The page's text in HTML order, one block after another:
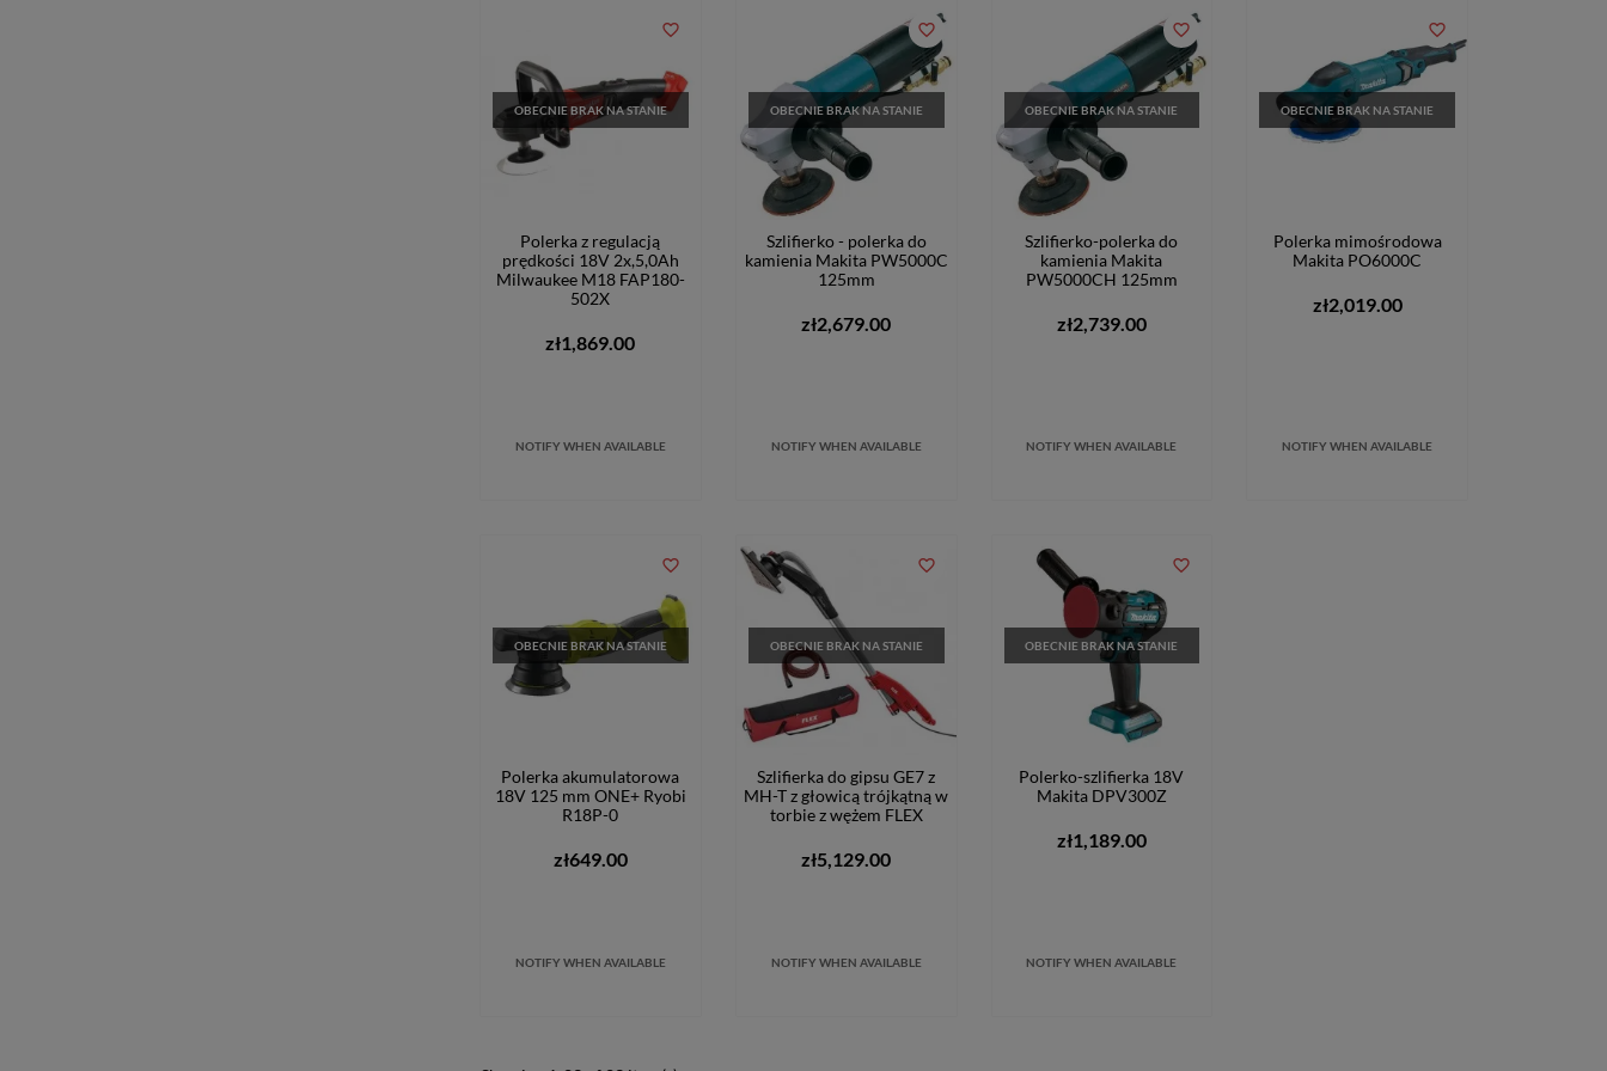
OBECNIE BRAK NA STANIE
Polerka z regulacją
prędkości 18V 2x,5,0Ah
Milwaukee M18 FAP180-
502X
zł1,869.00
NOTIFY WHEN AVAILABLE
favorite_border
OBECNIE BRAK NA STANIE
Szlifierko - polerka do
kamienia Makita PW5000C
125mm
zł2,679.00
NOTIFY WHEN AVAILABLE
favorite_border
OBECNIE BRAK NA STANIE
Szlifierko-polerka do
kamienia Makita
PW5000CH 125mm
zł2,739.00
NOTIFY WHEN AVAILABLE
favorite_border
OBECNIE BRAK NA STANIE
Polerka mimośrodowa
Makita PO6000C
zł2,019.00
NOTIFY WHEN AVAILABLE
favorite_border
OBECNIE BRAK NA STANIE
Polerka akumulatorowa
18V 125 mm ONE+ Ryobi
R18P-0
zł649.00
NOTIFY WHEN AVAILABLE
favorite_border
OBECNIE BRAK NA STANIE
Szlifierka do gipsu GE7 z
MH-T z głowicą trójkątną w
torbie z wężem FLEX
zł5,129.00
NOTIFY WHEN AVAILABLE
favorite_border
OBECNIE BRAK NA STANIE
Polerko-szlifierka 18V
Makita DPV300Z
zł1,189.00
NOTIFY WHEN AVAILABLE
favorite_border